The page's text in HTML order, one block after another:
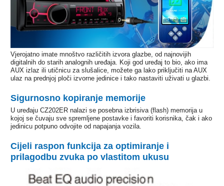
Vjerojatno imate mnoštvo različitih izvora glazbe, od najnovijih
digitalnih do starih analognih uređaja. Koji god uređaj to bio, ako ima
AUX izlaz ili utičnicu za slušalice, možete ga lako priključiti na AUX
ulaz na prednjoj ploči izvorne jedinice i tako nastaviti uživati u glazbi.
Sigurnosno kopiranje memorije
U uređaju CZ202ER nalazi se posebna izbrisiva (flash) memorija u
kojoj se čuvaju sve spremljene postavke i favoriti korisnika, čak i ako
jedinicu potpuno odvojite od napajanja vozila.
Cijeli raspon funkcija za optimiranje i
prilagodbu zvuka po vlastitom ukusu